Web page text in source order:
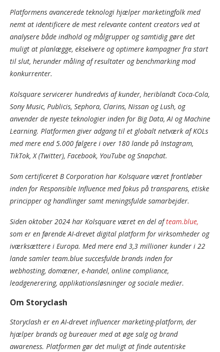
Platformens avancerede teknologi hjælper marketingfolk med
nemt at identificere de mest relevante content creators ved at
analysere både indhold og målgrupper og samtidig gøre det
muligt at planlægge, eksekvere og optimere kampagner fra start
til slut, herunder måling af resultater og benchmarking mod
konkurrenter.
Kolsquare servicerer hundredvis af kunder, heriblandt Coca-Cola,
Sony Music, Publicis, Sephora, Clarins, Nissan og Lush, og
anvender de nyeste teknologier inden for Big Data, AI og Machine
Learning. Platformen giver adgang til et globalt netværk af KOLs
med mere end 5.000 følgere i over 180 lande på Instagram,
TikTok, X (Twitter), Facebook, YouTube og Snapchat.
Som certificeret B Corporation har Kolsquare været frontløber
inden for Responsible Influence med fokus på transparens, etiske
principper og handlinger samt meningsfulde samarbejder.
Siden oktober 2024 har Kolsquare været en del afteam.blue,
som er en førende AI-drevet digital platform for virksomheder og
iværksættere i Europa. Med mere end 3,3 millioner kunder i 22
lande samler team.blue succesfulde brands inden for
webhosting, domæner, e-handel, online compliance,
leadgenerering, applikationsløsninger og sociale medier.
Om Storyclash
Storyclash er en AI-drevet influencer marketing-platform, der
hjælper brands og bureauer med at øge salg og brand
awareness. Platformen gør det muligt at finde autentiske